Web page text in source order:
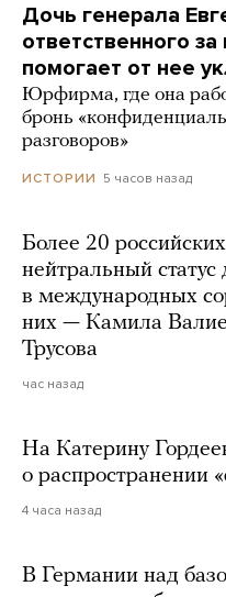
Дочь генерала
ответственного
помогает от нее
Юрфирма, где она
бронь
разговоров»
ИСТОРИИ 5 часов назад
Более 20
нейтральный статус
в международных
них — Камила
Трусова
час назад
На Катерину
о распространении
4 часа назад
В Германии над